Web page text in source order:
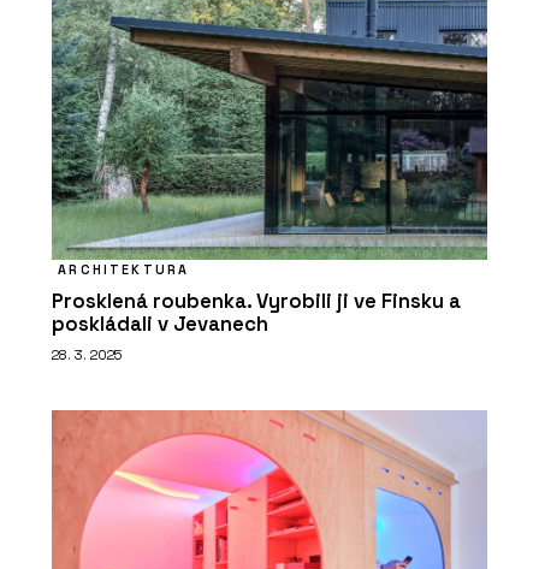
ARCHITEKTURA
Prosklená roubenka. Vyrobili ji ve Finsku a
poskládali v Jevanech
28. 3. 2025